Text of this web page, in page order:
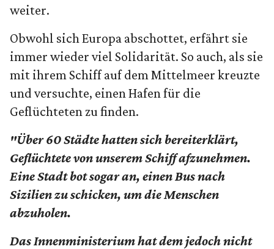
weiter.
Obwohl sich Europa abschottet, erfährt sie
immer wieder viel Solidarität. So auch, als sie
mit ihrem Schiff auf dem Mittelmeer kreuzte
und versuchte, einen Hafen für die
Geflüchteten zu finden.
"Über 60 Städte hatten sich bereiterklärt,
Geflüchtete von unserem Schiff afzunehmen.
Eine Stadt bot sogar an, einen Bus nach
Sizilien zu schicken, um die Menschen
abzuholen.
Das Innenministerium hat dem jedoch nicht